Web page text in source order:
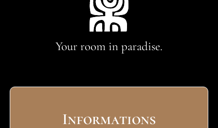
Your room in paradise.
Informations